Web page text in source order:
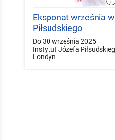
Eksponat września
Piłsudskiego
Do 30 września 2025
Instytut Józefa
Londyn